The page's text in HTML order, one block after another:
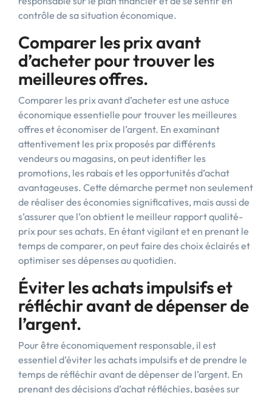
contrôle de sa situation économique.
Comparer les prix avant
d’acheter pour trouver les
meilleures offres.
Comparer les prix avant d’acheter est une astuce
économique essentielle pour trouver les meilleures
offres et économiser de l’argent. En examinant
attentivement les prix proposés par différents
vendeurs ou magasins, on peut identifier les
promotions, les rabais et les opportunités d’achat
avantageuses. Cette démarche permet non seulement
de réaliser des économies significatives, mais aussi de
s’assurer que l’on obtient le meilleur rapport qualité-
prix pour ses achats. En étant vigilant et en prenant le
temps de comparer, on peut faire des choix éclairés et
optimiser ses dépenses au quotidien.
Éviter les achats impulsifs et
réfléchir avant de dépenser de
l’argent.
Pour être économiquement responsable, il est
essentiel d’éviter les achats impulsifs et de prendre le
temps de réfléchir avant de dépenser de l’argent. En
prenant des décisions d’achat réfléchies, basées sur